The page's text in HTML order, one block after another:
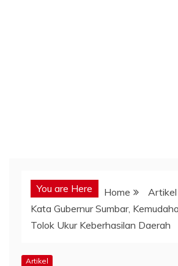
You are Here Home
Artikel
Kata Gubernur Sumbar,
Tolok Ukur Keberhasilan Daerah
Artikel